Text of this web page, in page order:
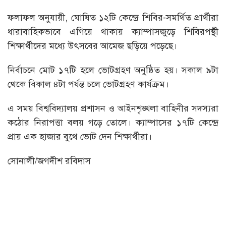
ফলাফল অনুযায়ী, ঘোষিত ১২টি কেন্দ্রে শিবির-সমর্থিত প্রার্থীরা
ধারাবাহিকভাবে এগিয়ে থাকায় ক্যাম্পাসজুড়ে শিবিরপন্থী
শিক্ষার্থীদের মধ্যে উৎসবের আমেজ ছড়িয়ে পড়েছে।
নির্বাচনে মোট ১৭টি হলে ভোটগ্রহণ অনুষ্ঠিত হয়। সকাল ৯টা
থেকে বিকাল ৪টা পর্যন্ত চলে ভোটগ্রহণ কার্যক্রম।
এ সময় বিশ্ববিদ্যালয় প্রশাসন ও আইনশৃঙ্খলা বাহিনীর সদস্যরা
কঠোর নিরাপত্তা বলয় গড়ে তোলে। ক্যাম্পাসের ১৭টি কেন্দ্রে
প্রায় এক হাজার বুথে ভোট দেন শিক্ষার্থীরা।
সোনালী/জগদীশ রবিদাস